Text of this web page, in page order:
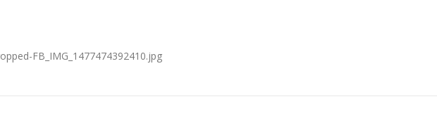
FB_IMG_1477474392410.jpg